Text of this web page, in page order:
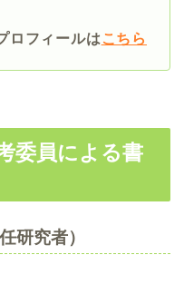
ロフィールはこちら
委員による書
研究者）